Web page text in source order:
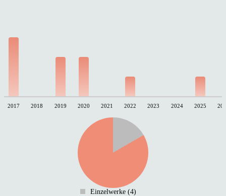
2017 2018 2019 2020 2021 2022 2023 2024 2025
Einzelwerke (4)